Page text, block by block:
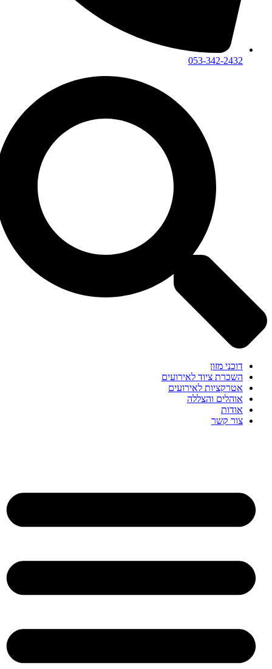
053-342-2432
דוכני מזון
השכרת ציוד לאירועים
אטרקציות לאירועים
אוהלים והצללה
אודות
צור קשר